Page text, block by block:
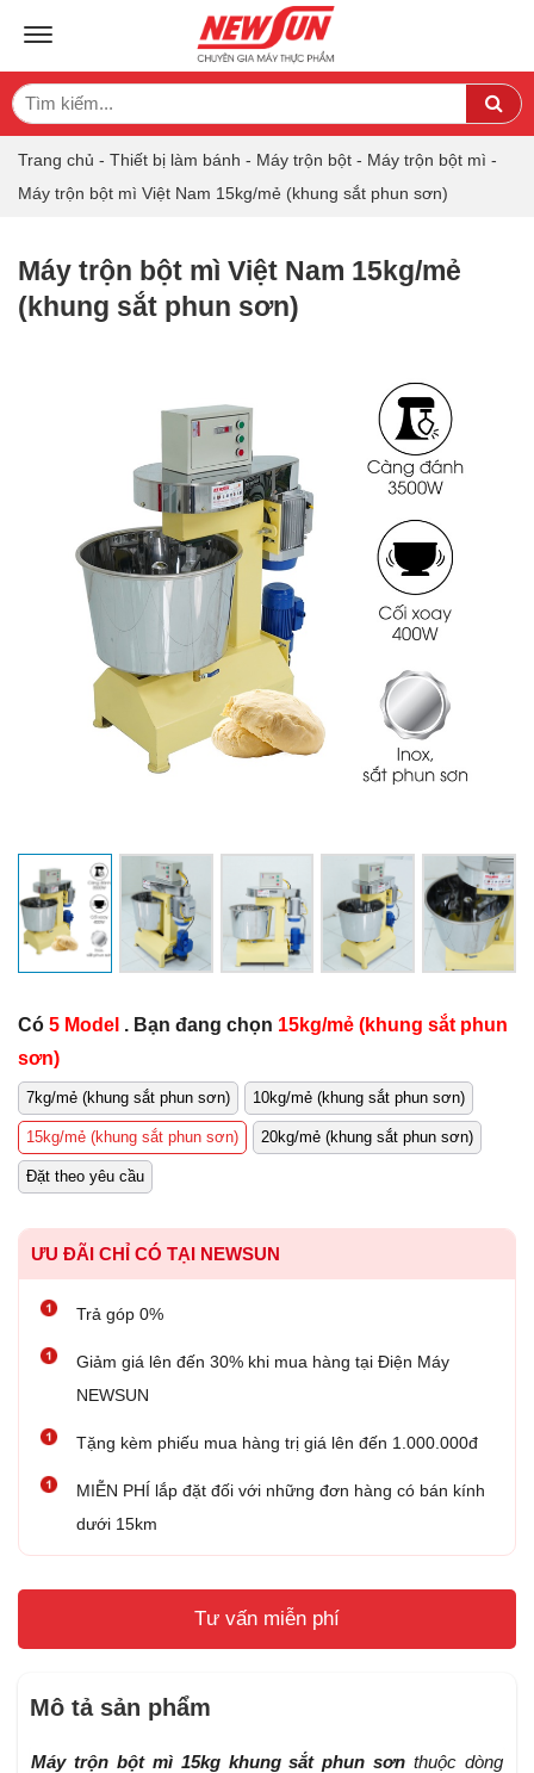
TOGGLE NAVIGATION
Search
for:
Trang chủ - Thiết bị làm bánh - Máy trộn bột - Máy trộn bột mì -
Máy trộn bột mì Việt Nam 15kg/mẻ (khung sắt phun sơn)
Máy trộn bột mì Việt Nam 15kg/mẻ
(khung sắt phun sơn)
Có 5 Model . Bạn đang chọn 15kg/mẻ (khung sắt phun
sơn)
7kg/mẻ (khung sắt phun sơn) 10kg/mẻ (khung sắt phun sơn)
15kg/mẻ (khung sắt phun sơn) 20kg/mẻ (khung sắt phun sơn)
Đặt theo yêu cầu
ƯU ĐÃI CHỈ CÓ TẠI NEWSUN
Trả góp 0%
Giảm giá lên đến 30% khi mua hàng tại Điện Máy
NEWSUN
Tặng kèm phiếu mua hàng trị giá lên đến 1.000.000đ
MIỄN PHÍ lắp đặt đối với những đơn hàng có bán kính
dưới 15km
Tư vấn miễn phí
Mô tả sản phẩm
Máy trộn bột mì 15kg khung sắt phun sơn thuộc dòng